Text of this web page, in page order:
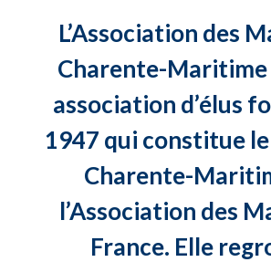
L’Association des
Charente-Maritime
association d’élus
1947 qui constitue
Charente-
l’Association des
France. Elle